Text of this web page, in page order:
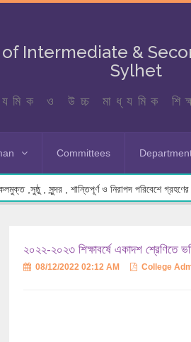
Intermediate &
Sylhet
ও উচ্চ মাধ্যমিক
Committees
,সুষ্ঠু , সুন্দর , শান্তিপূর্ণ ও নিরাপদ পরিবেশে গ্রহণের
২০২২-২০২৩ শিক্ষাবর্ষে একাদশ শ্রেণিতে
08/12/2022 02:12 AM College